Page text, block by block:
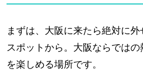
まずは、大阪に来たら絶対に
スポットから。大阪ならでは
を楽しめる場所です。